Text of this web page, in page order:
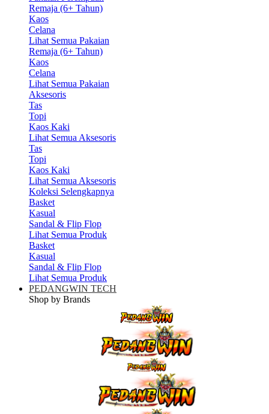
Remaja (6+ Tahun)
Kaos
Celana
Lihat Semua Pakaian
Remaja (6+ Tahun)
Kaos
Celana
Lihat Semua Pakaian
Aksesoris
Tas
Topi
Kaos Kaki
Lihat Semua Aksesoris
Tas
Topi
Kaos Kaki
Lihat Semua Aksesoris
Koleksi Selengkapnya
Basket
Kasual
Sandal & Flip Flop
Lihat Semua Produk
Basket
Kasual
Sandal & Flip Flop
Lihat Semua Produk
PEDANGWIN TECH
Shop by Brands